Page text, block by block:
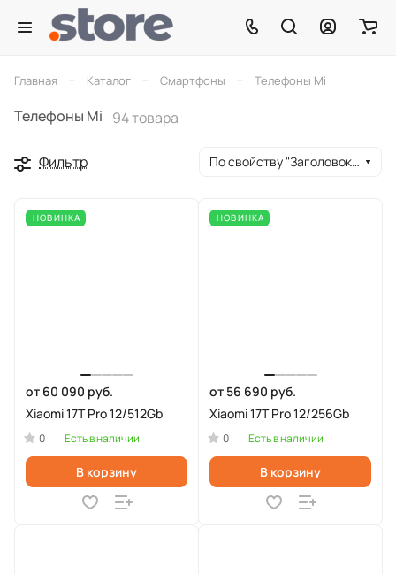
Главная Каталог Смартфоны Телефоны Mi
Телефоны Mi 94 товара
Фильтр По свойству "Заголовок окна браузера" (убывание)
НОВИНКА
от 60 090 руб.
Xiaomi 17T Pro 12/512Gb
0 Есть в наличии
В корзину
НОВИНКА
от 56 690 руб.
Xiaomi 17T Pro 12/256Gb
0 Есть в наличии
В корзину